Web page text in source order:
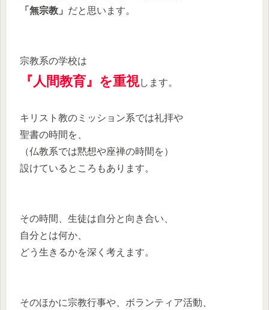
「無宗教」 だと思います。
宗教系の学校は
『人間教育』を重視します。
キリスト教のミッション系では礼拝や
聖書の時間を、
（仏教系では黙想や座禅の時間を）
設けているところもあります。
その時間、生徒は自分と向き合い、
自分とは何か、
どう生きるかを深く考えます。
そのほかに宗教行事や、ボランティア活動、